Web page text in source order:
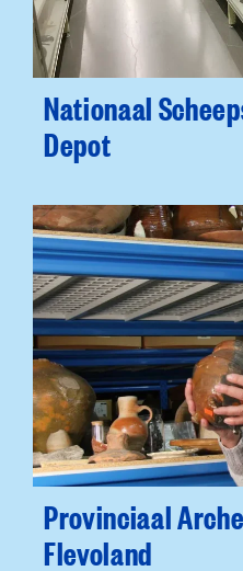
Nationaal
Depot
Provinciaal
Flevoland